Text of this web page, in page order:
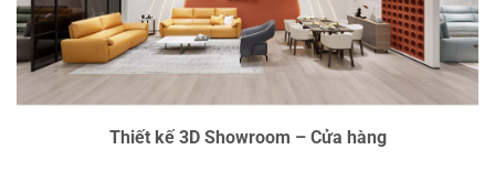
Thiết kế 3D Showroom – Cửa hàng